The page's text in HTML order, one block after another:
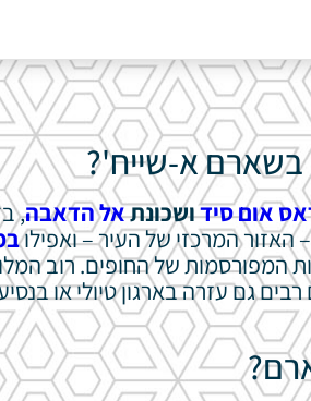
בשארם א-שייח'?
אום סידושכונתאל הדאבה,
האזור המרכזי של העיר – ואפילו
של החופים. רוב
גם עזרה בארגון טיולי או